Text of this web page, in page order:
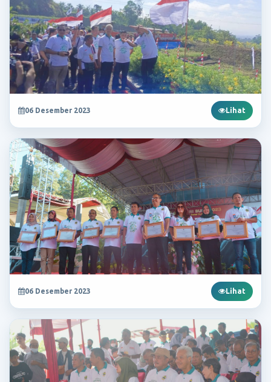
06 Desember 2023 Lihat
06 Desember 2023 Lihat